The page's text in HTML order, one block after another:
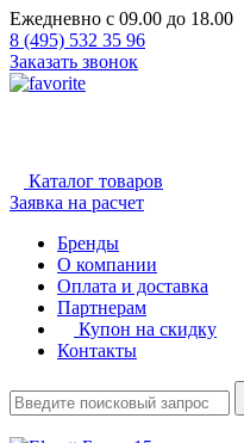
Ежедневно с 09.00 до 18.00
8 (495) 532 35 96
Заказать звонок
Каталог товаров
Заявка на расчет
Бренды
О компании
Оплата и доставка
Партнерам
Купон на скидку
Контакты